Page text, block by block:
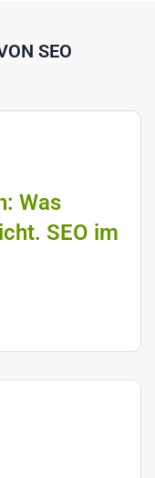
SEO
Was
SEO im